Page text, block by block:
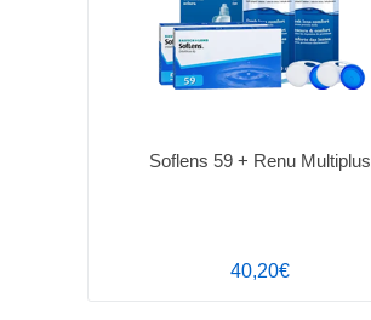
Soflens 59 + Renu Multiplus
40,20€